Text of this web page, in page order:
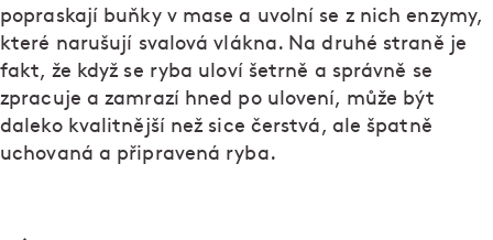
popraskají buňky v mase a uvolní se z nich enzymy,
které narušují svalová vlákna. Na druhé straně je
fakt, že když se ryba uloví šetrně a správně se
zpracuje a zamrazí hned po ulovení, může být
daleko kvalitnější než sice čerstvá, ale špatně
uchovaná a připravená ryba.